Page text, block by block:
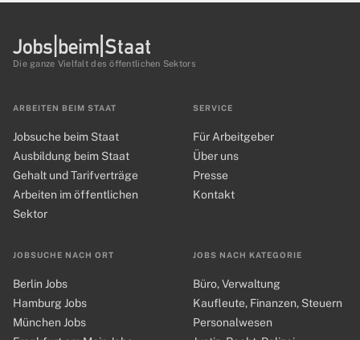
Die ganze Vielfalt des öffentlichen Sektors
ARBEITEN BEIM STAAT
Jobsuche beim Staat
Ausbildung beim Staat
Gehalt und Tarifverträge
Arbeiten im öffentlichen
Sektor
JOBSUCHE NACH ORT
Berlin Jobs
Hamburg Jobs
München Jobs
JOBS NACH KATEGORIE
Büro, Verwaltung
Kaufleute, Finanzen, Steuern
Personalwesen
SERVICE
Für Arbeitgeber
Über uns
Presse
Kontakt